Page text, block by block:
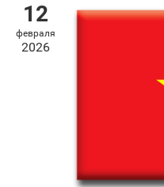
12
февраля
2026